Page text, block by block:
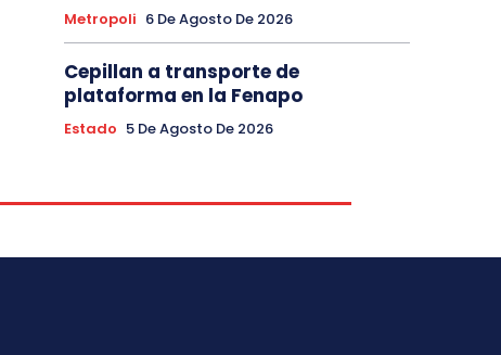
Metropoli 6 De Agosto De 2026
Cepillan a transporte de
plataforma en la Fenapo
Estado 5 De Agosto De 2026